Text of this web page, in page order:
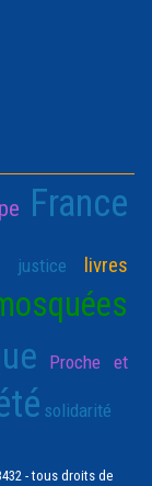
France
justice livres
Proche et
solidarité
- tous droits de